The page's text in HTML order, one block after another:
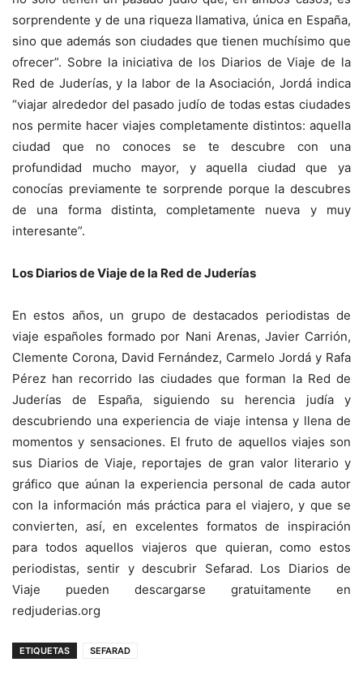
sorprendente y de una riqueza llamativa, única en España,
sino que además son ciudades que tienen muchísimo que
ofrecer”. Sobre la iniciativa de los Diarios de Viaje de la
Red de Juderías, y la labor de la Asociación, Jordá indica
“viajar alrededor del pasado judío de todas estas ciudades
nos permite hacer viajes completamente distintos: aquella
ciudad que no conoces se te descubre con una
profundidad mucho mayor, y aquella ciudad que ya
conocías previamente te sorprende porque la descubres
de una forma distinta, completamente nueva y muy
interesante”.
Los Diarios de Viaje de la Red de Juderías
En estos años, un grupo de destacados periodistas de
viaje españoles formado por Nani Arenas, Javier Carrión,
Clemente Corona, David Fernández, Carmelo Jordá y Rafa
Pérez han recorrido las ciudades que forman la Red de
Juderías de España, siguiendo su herencia judía y
descubriendo una experiencia de viaje intensa y llena de
momentos y sensaciones. El fruto de aquellos viajes son
sus Diarios de Viaje, reportajes de gran valor literario y
gráfico que aúnan la experiencia personal de cada autor
con la información más práctica para el viajero, y que se
convierten, así, en excelentes formatos de inspiración
para todos aquellos viajeros que quieran, como estos
periodistas, sentir y descubrir Sefarad. Los Diarios de
Viaje pueden descargarse gratuitamente en
redjuderias.org
ETIQUETAS SEFARAD